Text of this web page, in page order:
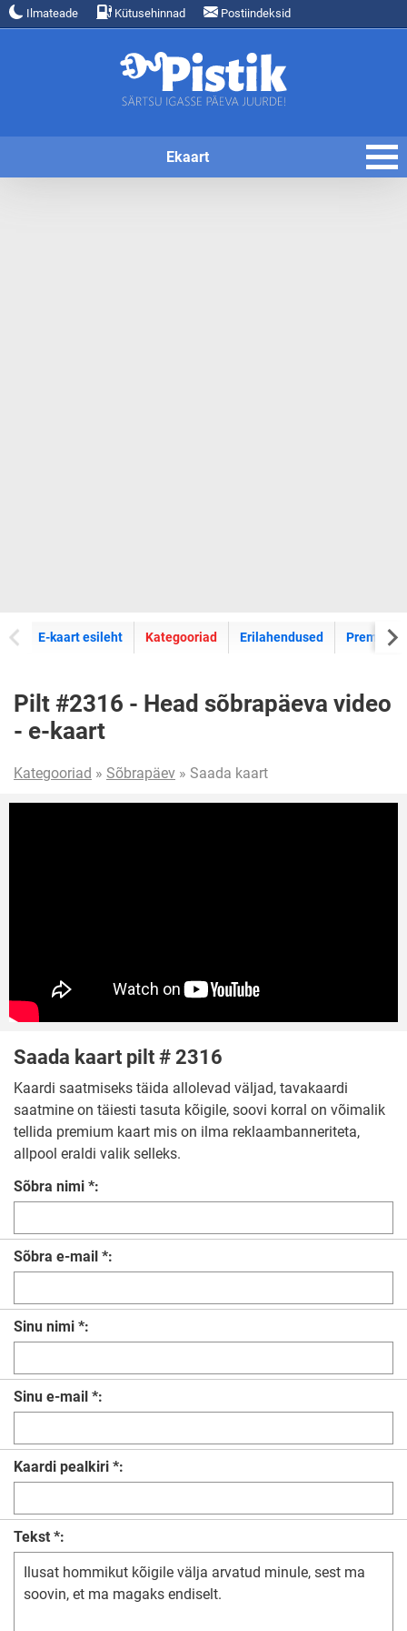
Ilmateade Kütusehinnad Postiindeksid
Ekaart
E-kaart esileht E-kaartide
Kategooriad Erilahendused Premium
Pilt #2316 - Head sõbrapäeva video
- e-kaart
Kategooriad » Sõbrapäev » Saada kaart
Saada kaart pilt # 2316
Kaardi saatmiseks täida allolevad väljad, tavakaardi
saatmine on täiesti tasuta kõigile, soovi korral on võimalik
tellida premium kaart mis on ilma reklaambanneriteta,
allpool eraldi valik selleks.
Sõbra nimi *:
Sõbra e-mail *:
Sinu nimi *:
Sinu e-mail *:
Kaardi pealkiri *:
Tekst *: